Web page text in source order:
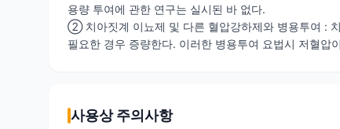
용량 투여에 관한 연구는 실시된 바 없다.
② 치아짓계 이뇨제 및 다른 혈압강하제와 병용투여 :
필요한 경우 증량한다. 이러한 병용투여 요법시 저혈압
사용상 주의사항